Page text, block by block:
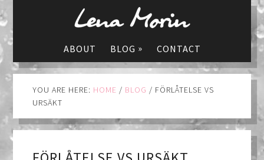
ABOUT BLOG » CONTACT
YOU ARE HERE: HOME / BLOG / FÖRLÅTELSE VS
URSÄKT